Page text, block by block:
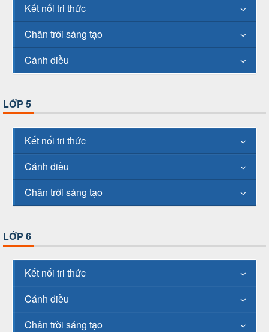
Kết nối tri thức
Chân trời sáng tạo
Cánh diều
LỚP 5
Kết nối tri thức
Cánh diều
Chân trời sáng tạo
LỚP 6
Kết nối tri thức
Cánh diều
Chân trời sáng tạo